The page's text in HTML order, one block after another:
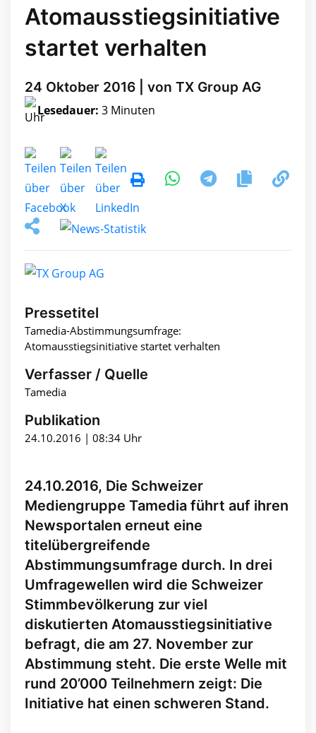
Atomausstiegsinitiative
startet verhalten
24 Oktober 2016 | von TX Group AG
Lesedauer: 3 Minuten
Pressetitel
Tamedia-Abstimmungsumfrage:
Atomausstiegsinitiative startet verhalten
Verfasser / Quelle
Tamedia
Publikation
24.10.2016 | 08:34 Uhr
24.10.2016, Die Schweizer
Mediengruppe Tamedia führt auf ihren
Newsportalen erneut eine
titelübergreifende
Abstimmungsumfrage durch. In drei
Umfragewellen wird die Schweizer
Stimmbevölkerung zur viel
diskutierten Atomausstiegsinitiative
befragt, die am 27. November zur
Abstimmung steht. Die erste Welle mit
rund 20’000 Teilnehmern zeigt: Die
Initiative hat einen schweren Stand.